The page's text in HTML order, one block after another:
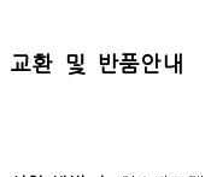
교환 및 반품안내